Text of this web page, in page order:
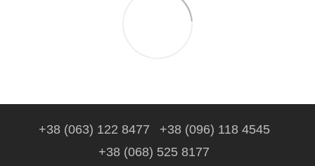
+38 (063) 122 8477
+38 (096) 118 4545
+38 (068) 525 8177